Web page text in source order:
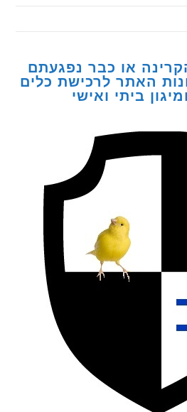
או כבר נפגעתם
לרכישת כלים
ואישי